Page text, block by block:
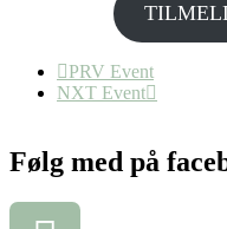
PRV Event
NXT Event
Følg med på